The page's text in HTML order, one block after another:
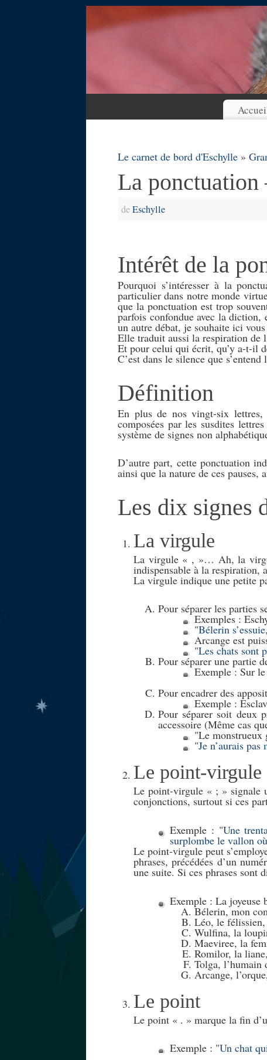
Le carnet de bord d'Eschylle »
La ponctuation
deEschylle
Intérêt de la
Pourquoi s’intéresser à la
particulier dans notre monde
que la ponctuation est trop
parfois confondue avec la
un autre débat, je souhaite ici
Elle traduit aussi la respiration de
Et pour celui qui écrit, qu’y a-t-il
C’est dans le silence que s’entend
Définition
En plus de nos vingt-six lettres,
composées par les susdites
système de signes non
D’autre part, cette ponctuation
ainsi que la nature de ces pauses,
Les dix signes
La virgule
La virgule « , »… Ah, la
indispensable à la respiration,
La virgule indique une petite
Pour séparer les parties
Exemples :
Bélerin
Arcange est
Les chats sont
Pour séparer une partie
Exemple : Sur
Pour encadrer des
Exemple :
Pour séparer soit deux
accessoire (Même cas
Le monstrueux
Je n’aurais
Le point-virgule
Le point-virgule « ; » signale
conjonctions, surtout si ces
Exemple : Une
surplombe le vallon
Le point-virgule peut
phrases, précédées d’un
une suite. Si ces phrases sont
Exemple : La joyeuse
Bélerin, mon
Léo, le
Wulfina, la
Maeviree, la
Romilor, la
Tolga, l’humain
Arcange,
Le point
Le point « . » marque la fin
Exemple : Un chat